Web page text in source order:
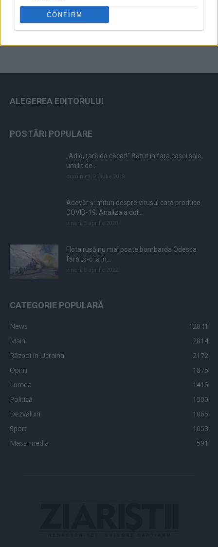
CONFIRM ad
ALEGEREA EDITORULUI
POSTĂRI POPULARE
„Adio, țară de căcat!” Bătut în fața casei sale,
umilit de...
Adevăr și mituri despre virusul care produce
COVID-19. Analiza a doi...
Flota rusă nu mai poate bombarda Odessa
fără „s-o ia în...
CATEGORIE POPULARĂ
News
12041
Main
2814
Război în Ucraina
2172
Opinii
1875
Lumea
1416
Politică
1300
Dezvăluiri
1065
Sport
1053
Mass-media
591